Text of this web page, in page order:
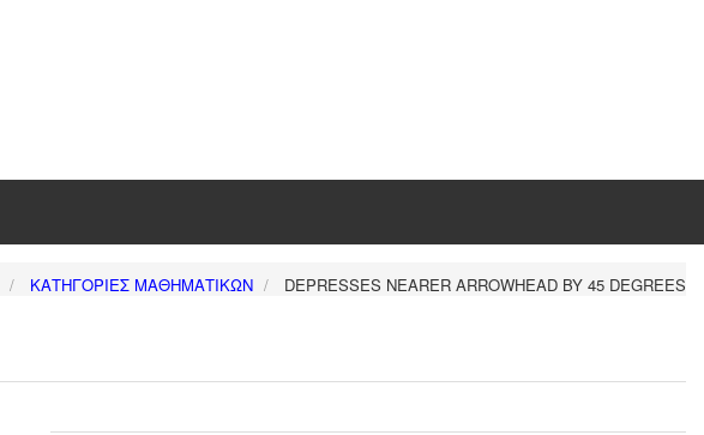
ΚΑΤΗΓΟΡΊΕΣ ΜΑΘΗΜΑΤΙΚΏΝ DEPRESSES NEARER ARROWHEAD BY 45 DEGREES